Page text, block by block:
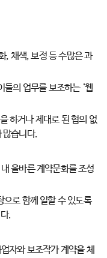
, 채색, 보정 등 수많은 과
들의 업무를 보조하는 ‘웹
하거나 제대로 된 협의 없
많습니다.
올바른 계약문화를 조성
로 함께 일할 수 있도록
.
자와 보조작가 계약을 체